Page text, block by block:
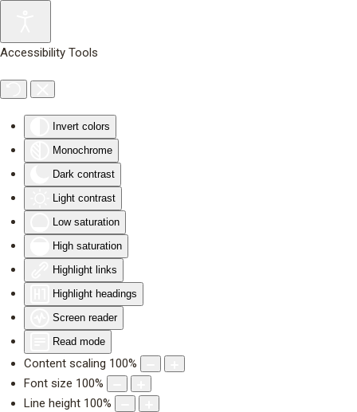
Accessibility Tools
Invert colors
Monochrome
Dark contrast
Light contrast
Low saturation
High saturation
Highlight links
Highlight headings
Screen reader
Read mode
Content scaling 100%
Font size 100%
Line height 100%